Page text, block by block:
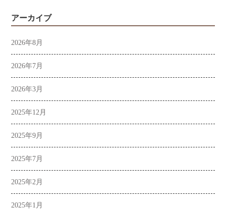
アーカイブ
2026年8月
2026年7月
2026年3月
2025年12月
2025年9月
2025年7月
2025年2月
2025年1月